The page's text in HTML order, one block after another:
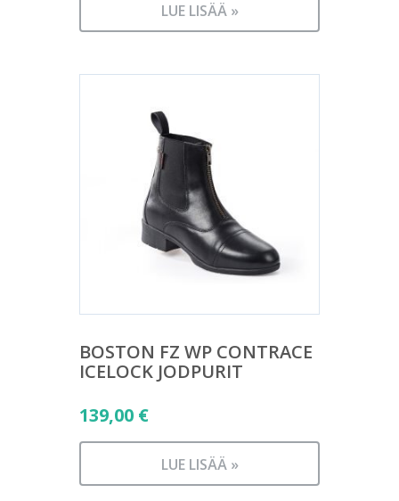
LUE LISÄÄ »
BOSTON FZ WP CONTRACE
ICELOCK JODPURIT
139,00 €
LUE LISÄÄ »